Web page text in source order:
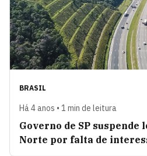
BRASIL
Há 4 anos • 1 min de leitura
Governo de SP suspende
Norte por falta de